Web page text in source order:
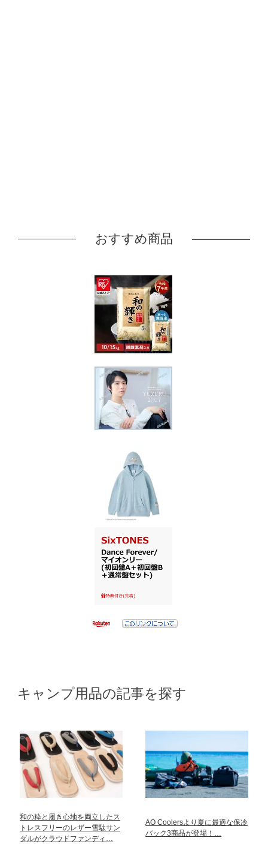
おすすめ商品
キャンプ用品の記事を探す
和の粋と履き心地を両立したス
トレスフリーのレザー雪駄サン
ダルがクラウドファンディ…
AO Coolersより夏に最適な保冷
バック3商品が登場！…